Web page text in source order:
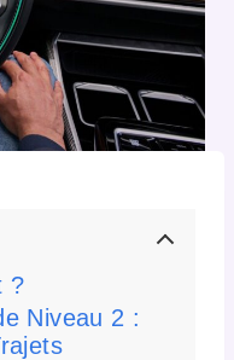
?
Niveau 2 :